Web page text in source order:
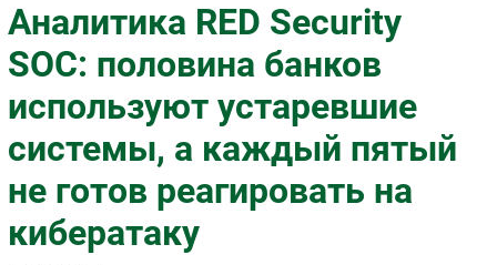
Импорто­замещение
Автоматизация Промышленности
Интернет
Мобильная связь
Фиксированная связь
Интеграция
Рынок ПК
Маркетинг
Аналитика RED Security
SOC: половина банков
используют устаревшие
системы, а каждый пятый
не готов реагировать на
кибератаку